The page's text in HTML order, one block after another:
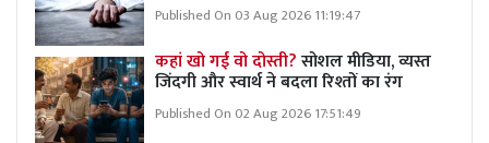
Published On 03 Aug 2026 11:19:47
कहां खो गई वो दोस्ती?सोशल मीडिया, व्यस्त
जिंदगी और स्वार्थ ने बदला रिश्तों का रंग
Published On 02 Aug 2026 17:51:49